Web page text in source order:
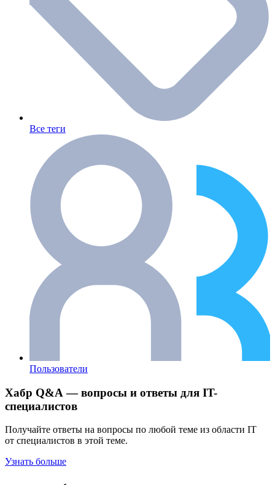
Все теги
Пользователи
Хабр Q&A — вопросы и ответы для IT-
специалистов
Получайте ответы на вопросы по любой теме из области IT
от специалистов в этой теме.
Узнать больше